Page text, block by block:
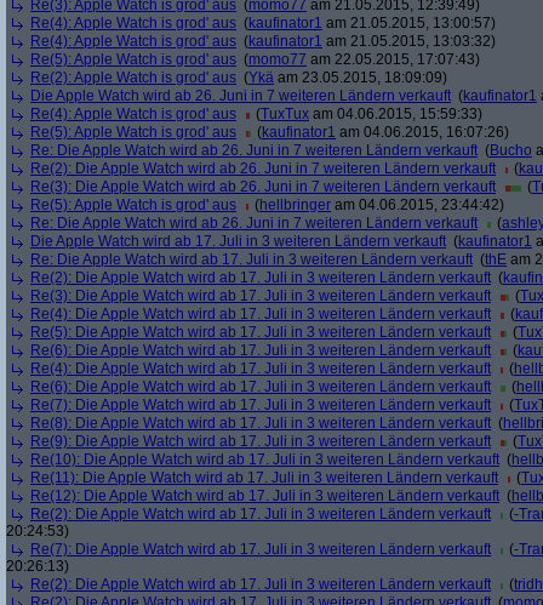
Re(3): Apple Watch is grod' aus (momo77 am 21.05.2015, 12:39:49)
Re(4): Apple Watch is grod' aus (kaufinator1 am 21.05.2015, 13:00:57)
Re(4): Apple Watch is grod' aus (kaufinator1 am 21.05.2015, 13:03:32)
Re(5): Apple Watch is grod' aus (momo77 am 22.05.2015, 17:07:43)
Re(2): Apple Watch is grod' aus (Ykä am 23.05.2015, 18:09:09)
Die Apple Watch wird ab 26. Juni in 7 weiteren Ländern verkauft (kaufinator1
Re(4): Apple Watch is grod' aus
(TuxTux am 04.06.2015, 15:59:33)
Re(5): Apple Watch is grod' aus
(kaufinator1 am 04.06.2015, 16:07:26)
Re: Die Apple Watch wird ab 26. Juni in 7 weiteren Ländern verkauft (Bucho
Re(2): Die Apple Watch wird ab 26. Juni in 7 weiteren Ländern verkauft
(
Re(3): Die Apple Watch wird ab 26. Juni in 7 weiteren Ländern verkauft
(
Re(5): Apple Watch is grod' aus
(hellbringer am 04.06.2015, 23:44:42)
Re: Die Apple Watch wird ab 26. Juni in 7 weiteren Ländern verkauft
(
Die Apple Watch wird ab 17. Juli in 3 weiteren Ländern verkauft (kaufinator1
Re: Die Apple Watch wird ab 17. Juli in 3 weiteren Ländern verkauft (thE am
Re(2): Die Apple Watch wird ab 17. Juli in 3 weiteren Ländern verkauft (
Re(3): Die Apple Watch wird ab 17. Juli in 3 weiteren Ländern verkauft
(
Re(4): Die Apple Watch wird ab 17. Juli in 3 weiteren Ländern verkauft
(
Re(5): Die Apple Watch wird ab 17. Juli in 3 weiteren Ländern verkauft
(
Re(6): Die Apple Watch wird ab 17. Juli in 3 weiteren Ländern verkauft
(
Re(4): Die Apple Watch wird ab 17. Juli in 3 weiteren Ländern verkauft
(
Re(6): Die Apple Watch wird ab 17. Juli in 3 weiteren Ländern verkauft
(
Re(7): Die Apple Watch wird ab 17. Juli in 3 weiteren Ländern verkauft
(
Re(8): Die Apple Watch wird ab 17. Juli in 3 weiteren Ländern verkauft (
Re(9): Die Apple Watch wird ab 17. Juli in 3 weiteren Ländern verkauft
(
Re(10): Die Apple Watch wird ab 17. Juli in 3 weiteren Ländern verkauft (
Re(11): Die Apple Watch wird ab 17. Juli in 3 weiteren Ländern verkauft
(
Re(12): Die Apple Watch wird ab 17. Juli in 3 weiteren Ländern verkauft (
Re(2): Die Apple Watch wird ab 17. Juli in 3 weiteren Ländern verkauft
(-
20:24:53)
Re(7): Die Apple Watch wird ab 17. Juli in 3 weiteren Ländern verkauft
(-
20:26:13)
Re(2): Die Apple Watch wird ab 17. Juli in 3 weiteren Ländern verkauft
(tridh